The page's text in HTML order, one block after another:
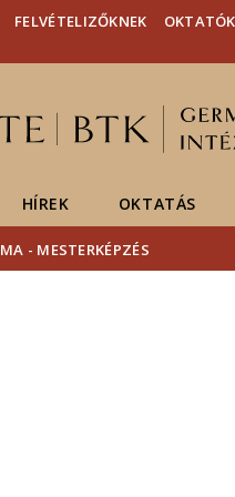
Hírek
Események
ELTE a
sajtóban
FELVÉTELIZŐKNEK
HÍREK OKTATÁS
MA - MESTERKÉPZÉS